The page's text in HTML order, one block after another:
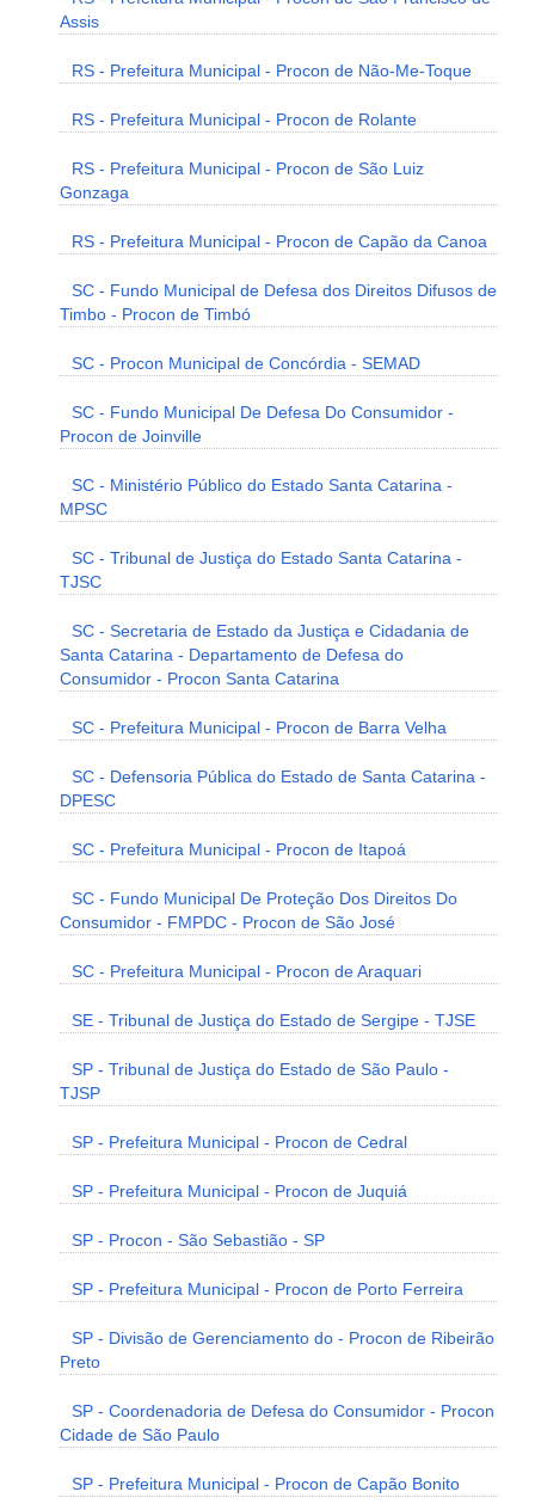
Assis
RS - Prefeitura Municipal - Procon de Não-Me-Toque
RS - Prefeitura Municipal - Procon de Rolante
RS - Prefeitura Municipal - Procon de São Luiz
Gonzaga
RS - Prefeitura Municipal - Procon de Capão da Canoa
SC - Fundo Municipal de Defesa dos Direitos Difusos de
Timbo - Procon de Timbó
SC - Procon Municipal de Concórdia - SEMAD
SC - Fundo Municipal De Defesa Do Consumidor -
Procon de Joinville
SC - Ministério Público do Estado Santa Catarina -
MPSC
SC - Tribunal de Justiça do Estado Santa Catarina -
TJSC
SC - Secretaria de Estado da Justiça e Cidadania de
Santa Catarina - Departamento de Defesa do
Consumidor - Procon Santa Catarina
SC - Prefeitura Municipal - Procon de Barra Velha
SC - Defensoria Pública do Estado de Santa Catarina -
DPESC
SC - Prefeitura Municipal - Procon de Itapoá
SC - Fundo Municipal De Proteção Dos Direitos Do
Consumidor - FMPDC - Procon de São José
SC - Prefeitura Municipal - Procon de Araquari
SE - Tribunal de Justiça do Estado de Sergipe - TJSE
SP - Tribunal de Justiça do Estado de São Paulo -
TJSP
SP - Prefeitura Municipal - Procon de Cedral
SP - Prefeitura Municipal - Procon de Juquiá
SP - Procon - São Sebastião - SP
SP - Prefeitura Municipal - Procon de Porto Ferreira
SP - Divisão de Gerenciamento do - Procon de Ribeirão
Preto
SP - Coordenadoria de Defesa do Consumidor - Procon
Cidade de São Paulo
SP - Prefeitura Municipal - Procon de Capão Bonito